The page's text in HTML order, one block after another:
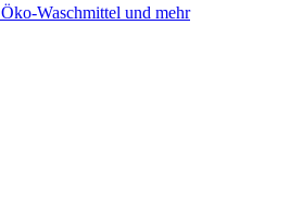
Öko-Waschmittel und mehr